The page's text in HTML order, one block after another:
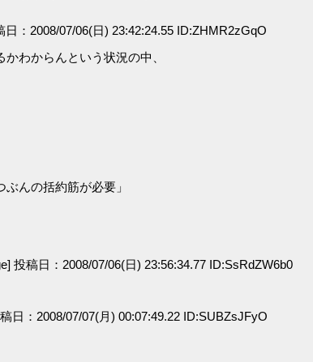
日：2008/07/06(日) 23:42:24.55 ID:ZHMR2zGqO
わからんという状況の中、
んの括約筋が必要」
投稿日：2008/07/06(日) 23:56:34.77 ID:SsRdZW6b0
日：2008/07/07(月) 00:07:49.22 ID:SUBZsJFyO